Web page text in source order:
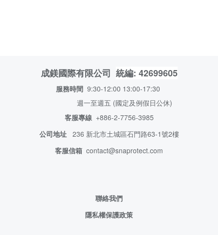
成鎂國際有限公司 統編: 42699605
服務時間 9:30-12:00 13:00-17:30
週一至週五 (國定及例假日公休)
客服專線+886-2-7756-3985
公司地址 236 新北市土城區石門路63-1號2樓
客服信箱 contact@snaprotect.com
聯絡我們
隱私權保護政策